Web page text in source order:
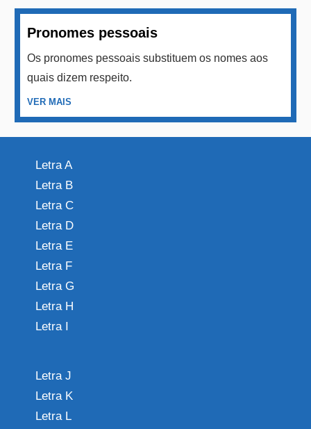
Pronomes pessoais
Os pronomes pessoais substituem os nomes aos
quais dizem respeito.
VER MAIS
Letra A
Letra B
Letra C
Letra D
Letra E
Letra F
Letra G
Letra H
Letra I
Letra J
Letra K
Letra L